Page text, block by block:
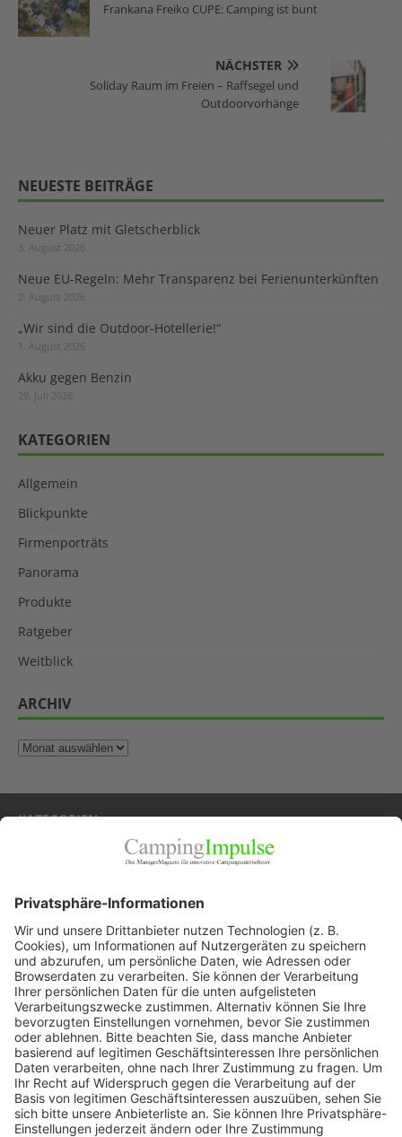
Frankana Freiko CUPE: Camping ist bunt
NÄCHSTER
Soliday Raum im Freien – Raffsegel und
Outdoorvorhänge
NEUESTE BEITRÄGE
Neuer Platz mit Gletscherblick
3. August 2026
Neue EU-Regeln: Mehr Transparenz bei Ferienunterkünften
2. August 2026
„Wir sind die Outdoor-Hotellerie!“
1. August 2026
Akku gegen Benzin
29. Juli 2026
KATEGORIEN
Allgemein
Blickpunkte
Firmenporträts
Panorama
Produkte
Ratgeber
Weitblick
ARCHIV
KATEGORIEN
Firmenporträts
Panorama
Produkte
Ratgeber
Weitblick
WEITERES AUS DEM VERLAG